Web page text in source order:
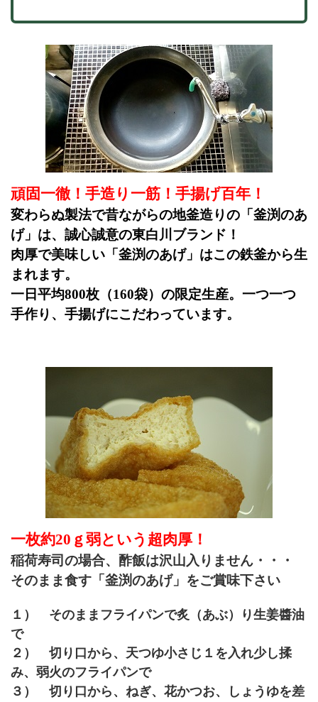
頑固一徹！手造り一筋！手揚げ百年！
変わらぬ製法で昔ながらの地釜造りの「釜渕のあ
げ」は、誠心誠意の東白川ブランド！
肉厚で美味しい「釜渕のあげ」はこの鉄釜から生
まれます。
一日平均800枚（160袋）の限定生産。一つ一つ
手作り、手揚げにこだわっています。
一枚約20 ｇ弱という超肉厚！
稲荷寿司の場合、酢飯は沢山入りません・・・
そのまま食す「釜渕のあげ」をご賞味下さい
１） そのままフライパンで炙（あぶ）り生姜醬油
で
２） 切り口から、天つゆ小さじ１を入れ少し揉
み、弱火のフライパンで
３） 切り口から、ねぎ、花かつお、しょうゆを差